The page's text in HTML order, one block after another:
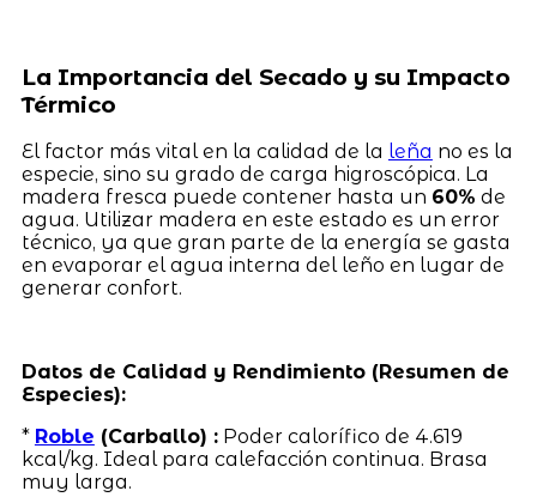
La Importancia del Secado y su Impacto
Térmico
El factor más vital en la calidad de la leña no es la
especie, sino su grado de carga higroscópica. La
madera fresca puede contener hasta un 60% de
agua. Utilizar madera en este estado es un error
técnico, ya que gran parte de la energía se gasta
en evaporar el agua interna del leño en lugar de
generar confort.
Datos de Calidad y Rendimiento (Resumen de
Especies):
* Roble (Carballo) :Poder calorífico de 4.619
kcal/kg. Ideal para calefacción continua. Brasa
muy larga.